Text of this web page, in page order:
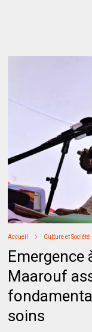
Accueil Culture et Société
Emergence
Maarouf
soins